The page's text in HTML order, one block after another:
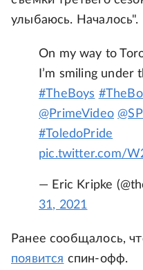
улыбаюсь. Началось".
On my way to
I’m smiling under
#TheBoys
@PrimeVideo
#ToledoPride
pic.twitter.com/
— Eric Kripke
31, 2021
Ранее сообщалось,
появится спин-офф.